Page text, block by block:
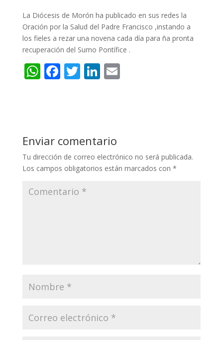
La Diócesis de Morón ha publicado en sus redes la
Oración por la Salud del Padre Francisco ,instando a
los fieles a rezar una novena cada día para ña pronta
recuperación del Sumo Pontífice .
W
A
p
p
F
o
o
k
T Li
dI
n
E
Enviar comentario
Tu dirección de correo electrónico no será publicada.
Los campos obligatorios están marcados con *